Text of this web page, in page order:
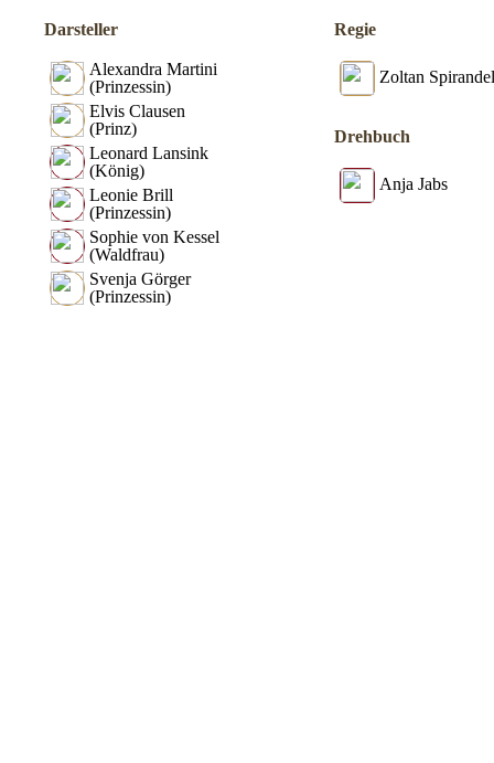
Darsteller
Alexandra Martini
(Prinzessin)
Elvis Clausen
(Prinz)
Leonard Lansink
(König)
Leonie Brill
(Prinzessin)
Sophie von Kessel
(Waldfrau)
Svenja Görger
(Prinzessin)
Regie
Zoltan
Drehbuch
Anja Jabs